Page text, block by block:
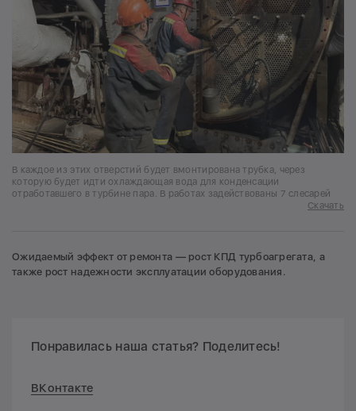
В каждое из этих отверстий будет вмонтирована трубка, через
которую будет идти охлаждающая вода для конденсации
отработавшего в турбине пара. В работах задействованы 7 слесарей
Скачать
Ожидаемый эффект от ремонта — рост КПД турбоагрегата, а
также рост надежности эксплуатации оборудования.
Понравилась наша статья? Поделитесь!
ВКонтакте